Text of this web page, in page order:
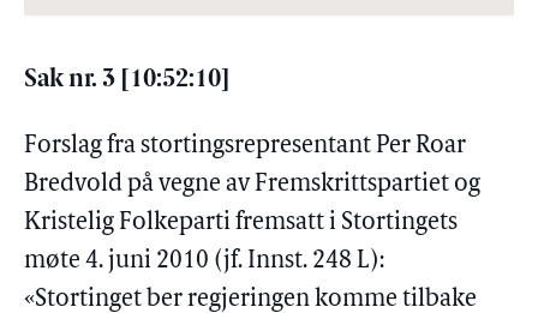
Sak nr. 3 [10:52:10]
Forslag fra stortingsrepresentant Per Roar
Bredvold på vegne av Fremskrittspartiet og
Kristelig Folkeparti fremsatt i Stortingets
møte 4. juni 2010 (jf. Innst. 248 L):
«Stortinget ber regjeringen komme tilbake